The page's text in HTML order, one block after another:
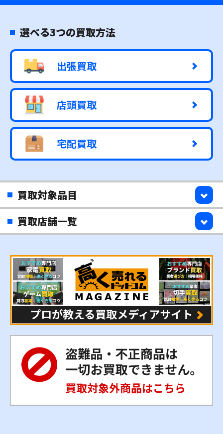
選べる3つの買取方法
出張買取
店頭買取
宅配買取
買取対象品目
買取店舗一覧